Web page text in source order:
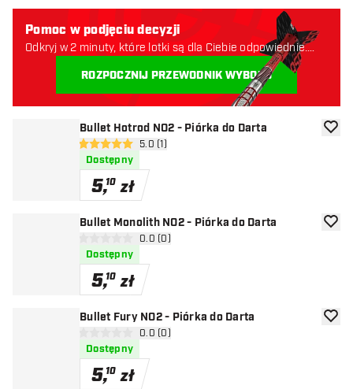
Bullet Hotrod NO2 - Piórka do Darta
otwórz panel recenzji
5 gwiazdki oceny
5.0 (1)
Dostępny
5,10 zł
Bullet Monolith NO2 - Piórka do Darta
otwórz panel recenzji
0 gwiazdki oceny0.0 (0)
Dostępny
5,10 zł
Bullet Fury NO2 - Piórka do Darta
otwórz panel recenzji
0 gwiazdki oceny0.0 (0)
Dostępny
5,10 zł
Pomoc w podjęciu decyzji
Odkryj w 2 minuty, które lotki są dla Ciebie odpowiednie.
ROZPOCZNIJ PRZEWODNIK WYBORU